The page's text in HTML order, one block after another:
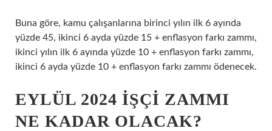
Buna göre, kamu çalışanlarına birinci yılın ilk 6 ayında
yüzde 45, ikinci 6 ayda yüzde 15 + enflasyon farkı zammı,
ikinci yılın ilk 6 ayında yüzde 10 + enflasyon farkı zammı,
ikinci 6 ayda yüzde 10 + enflasyon farkı zammı ödenecek.
EYLÜL 2024 IŞÇI ZAMMI
NE KADAR OLACAK?